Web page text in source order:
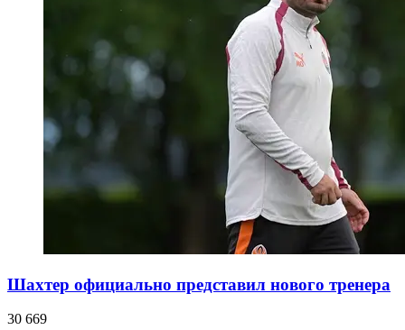
Шахтер официально представил нового тренера
30 669